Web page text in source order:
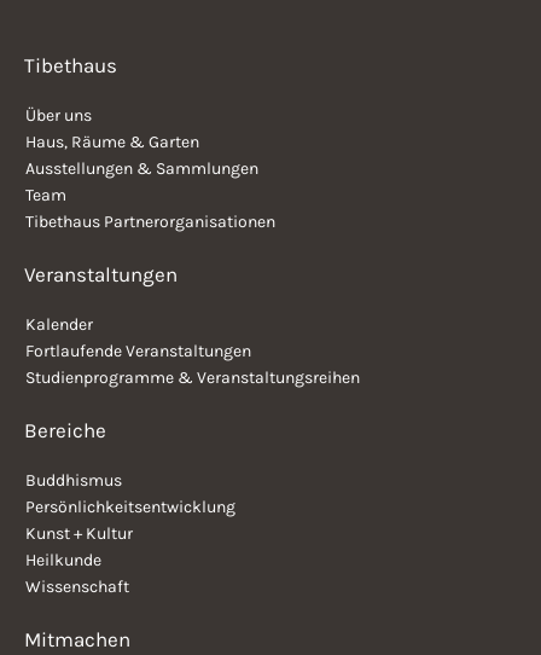
Tibethaus
Über uns
Haus, Räume & Garten
Ausstellungen & Sammlungen
Team
Tibethaus Partnerorganisationen
Veranstaltungen
Kalender
Fortlaufende Veranstaltungen
Studienprogramme & Veranstaltungsreihen
Bereiche
Buddhismus
Persönlichkeitsentwicklung
Kunst + Kultur
Heilkunde
Wissenschaft
Mitmachen